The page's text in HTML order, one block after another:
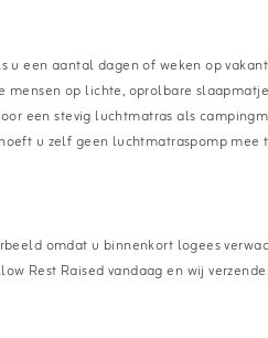
u een aantal dagen of weken op
op lichte, oprolbare
een stevig luchtmatras als
u zelf geen luchtmatraspomp mee
omdat u binnenkort logees
Rest Raised vandaag en wij